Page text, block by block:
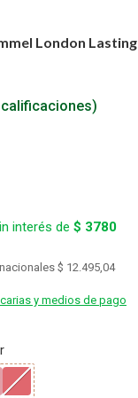
London Lasting
interés de $ 3780
$ 12.495,04
y medios de pago